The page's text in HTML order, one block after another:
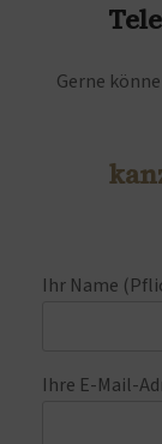
Gerne
Ihr Name
Ihre E-Mail-